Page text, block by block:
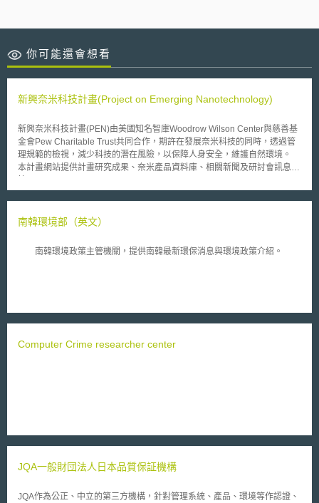
你可能還會想看
新興奈米科技計畫(Project on Emerging Nanotechnology)
新興奈米科技計畫(PEN)由美國知名智庫Woodrow Wilson Center與慈善基
金會Pew Charitable Trust共同合作，期許在發展奈米科技的同時，透過管
理規範的檢視，減少科技的潛在風險，以保障人身安全，維護自然環境。
本計畫網站提供計畫研究成果、奈米產品資料庫、相關新聞及研討會訊息
南韓環境部（英文）
南韓環境政策主管機關，提供南韓最新環保消息與環境政策介紹。
Computer Crime researcher center
JQA一般財団法人日本品質保証機構
JQA作為公正、中立的第三方機構，針對管理系統、產品、環境等作認證、